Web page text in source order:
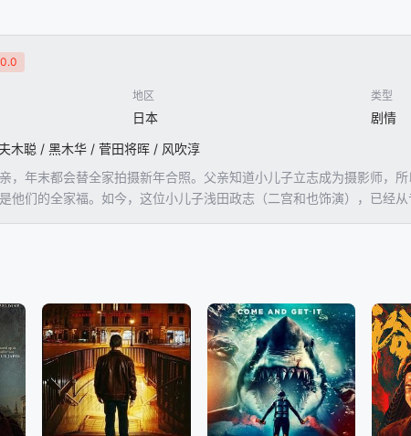
地区
日本
类型
剧情
木聪 / 黑木华 / 菅田将晖 / 风吹淳
，年末都会替全家拍摄新年合照。父亲知道小儿子立志成为摄影师，
他们的全家福。如今，这位小儿子浅田政志（二宫和也饰演），已经
故事的照片背后，他能否从中领悟到摄影的真正意义呢？